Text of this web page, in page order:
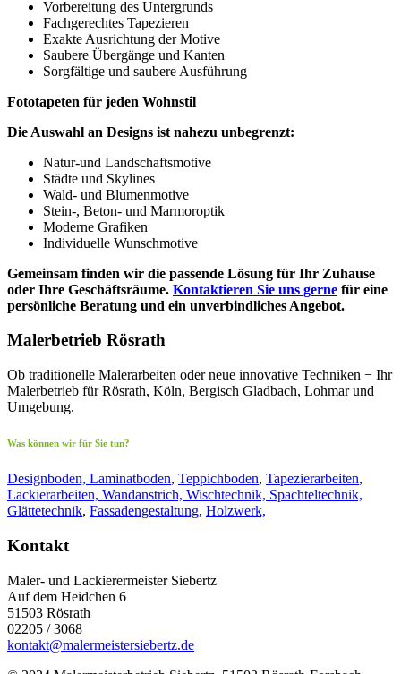
Vorbereitung des Untergrunds
Fachgerechtes Tapezieren
Exakte Ausrichtung der Motive
Saubere Übergänge und Kanten
Sorgfältige und saubere Ausführung
Fototapeten für jeden Wohnstil
Die Auswahl an Designs ist nahezu unbegrenzt:
Natur-und Landschaftsmotive
Städte und Skylines
Wald- und Blumenmotive
Stein-, Beton- und Marmoroptik
Moderne Grafiken
Individuelle Wunschmotive
Gemeinsam finden wir die passende Lösung für Ihr Zuhause
oder Ihre Geschäftsräume. Kontaktieren Sie uns gerne für eine
persönliche Beratung und ein unverbindliches Angebot.
Malerbetrieb Rösrath
Ob traditionelle Malerarbeiten oder neue innovative Techniken − Ihr
Malerbetrieb für Rösrath, Köln, Bergisch Gladbach, Lohmar und
Umgebung.
Was können wir für Sie tun?
Designboden, Laminatboden, Teppichboden, Tapezierarbeiten,
Lackierarbeiten, Wandanstrich, Wischtechnik, Spachteltechnik,
Glättetechnik, Fassadengestaltung, Holzwerk,
Kontakt
Maler- und Lackierermeister Siebertz
Auf dem Heidchen 6
51503 Rösrath
02205 / 3068
kontakt@malermeistersiebertz.de